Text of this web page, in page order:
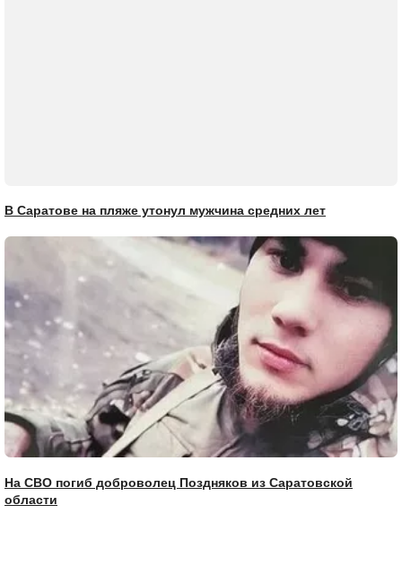
В Саратове на пляже утонул мужчина средних лет
На СВО погиб доброволец Поздняков из Саратовской
области